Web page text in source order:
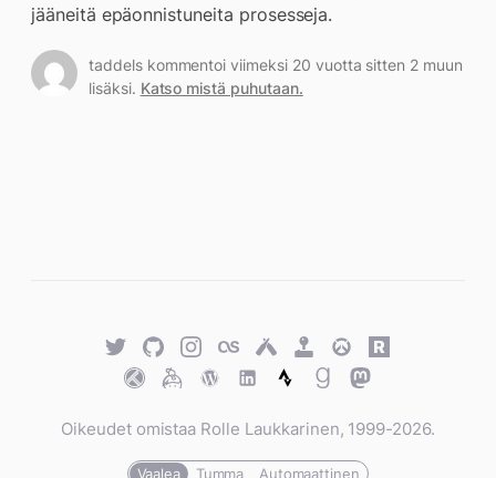
jääneitä epäonnistuneita prosesseja.
taddels kommentoi viimeksi 20 vuotta sitten 2 muun
lisäksi. Katso mistä puhutaan.
TwitterGitHubTwitterLast.fmUntappd
Retro
Achievements
Overwatch
Rawg.io
TraktKeybaseWordPress
WordPress
StravaGoodreads
Mastodon
Oikeudet omistaa Rolle Laukkarinen, 1999-2026.
Vaalea Tumma Automaattinen